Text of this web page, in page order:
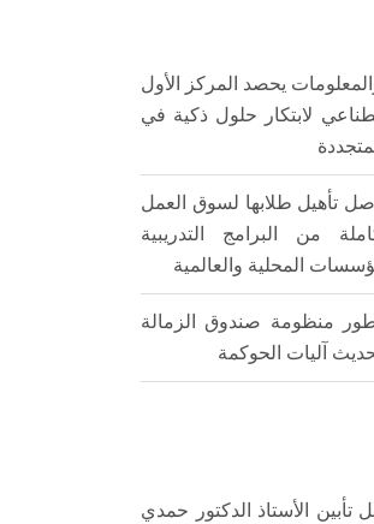
يحصد المركز الأول
لابتكار حلول ذكية في
تأهيل طلابها لسوق العمل
من البرامج التدريبية
المحلية والعالمية
منظومة صندوق الزمالة
آليات الحوكمة
الأستاذ الدكتور حمدي